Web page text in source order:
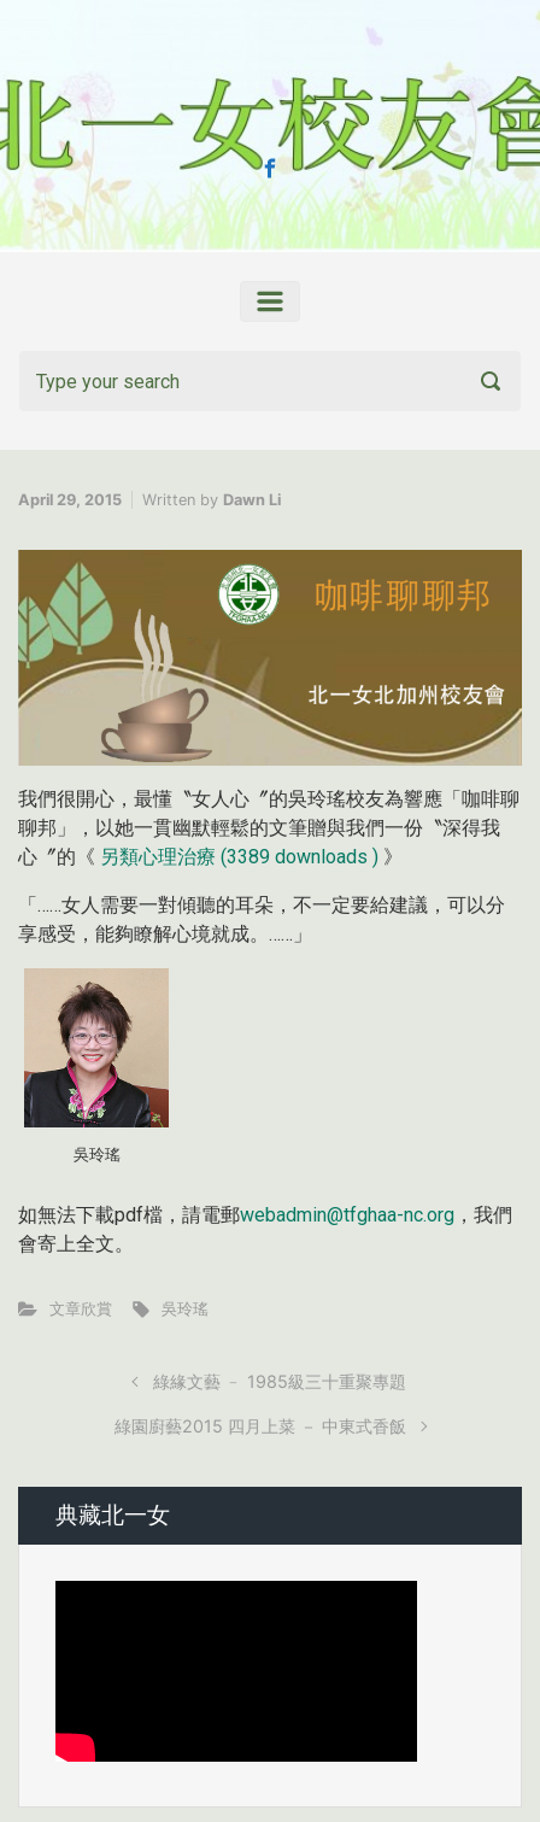
April 29, 2015 Written by Dawn Li
我們很開心，最懂〝女人心〞的吳玲瑤校友為響應「咖啡聊
聊邦」，以她一貫幽默輕鬆的文筆贈與我們一份〝深得我
心〞的《 另類心理治療 (3389 downloads ) 》
「……女人需要一對傾聽的耳朵，不一定要給建議，可以分
享感受，能夠瞭解心境就成。……」
吳玲瑤
如無法下載pdf檔，請電郵webadmin@tfghaa-nc.org ，我們
會寄上全文。
文章欣賞 吳玲瑤
綠緣文藝 ﹣ 1985級三十重聚專題
綠園廚藝2015 四月上菜 － 中東式香飯
典藏北一女